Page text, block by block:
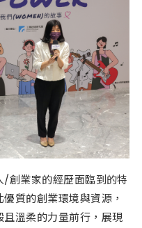
創業家的經歷面臨到的特
質的創業環境與資源，
溫柔的力量前行，展現